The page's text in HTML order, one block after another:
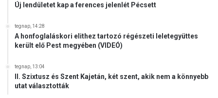
Új lendületet kap a ferences jelenlét Pécsett
tegnap, 14:28
A honfoglaláskori elithez tartozó régészeti leletegyüttes
került elő Pest megyében (VIDEÓ)
tegnap, 13:04
II. Szixtusz és Szent Kajetán, két szent, akik nem a könnyebb
utat választották